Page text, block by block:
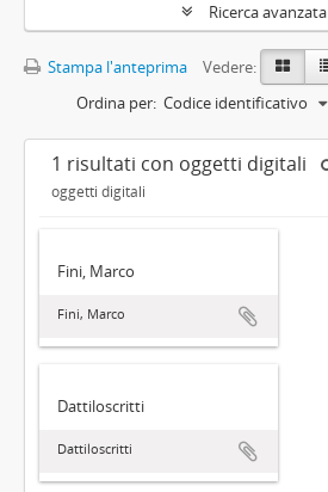
Ricerca avanzata
Stampa l'anteprima
Vedere:
Ordina per: Codice identificativo
1 risultati con oggetti digitali
oggetti digitali
Fini, Marco
Fini, Marco
Dattiloscritti
Dattiloscritti